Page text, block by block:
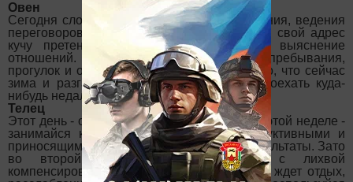
Овен
Сегодня сложный день для делового общения, ведения
переговоров и т.д. Ты можешь услышать в свой адрес
кучу претензий и потратишь нервы на выяснение
отношений. Это очень хорошее время для пребывания,
прогулок и отдыха на природе. И все равно, что сейчас
зима и разгар рабочей недели. Хорошо поехать куда-
нибудь недалеко, типа за город.
Телец
Этот день - один из самых "практичных" на этой неделе -
занимайся конкретными делами - конструктивными и
приносящими реальные, воплощенные результаты. Зато
во второй половине ты сможешь с лихвой
компенсировать сегодняшние труды - тебя ждет отдых,